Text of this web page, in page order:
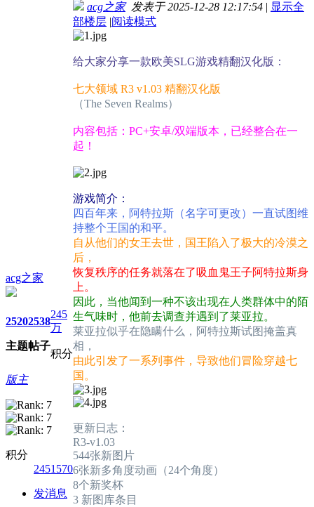
acg之家
2520
主题
2538
帖子
245
万
积分
版主
积分
2451570
发消息
acg之家发表于 2025-12-28 12:17:54 | 显示全
部楼层 |阅读模式
给大家分享一款欧美SLG游戏精翻汉化版：
七大领域 R3 v1.03 精翻汉化版
（The Seven Realms）
内容包括：PC+安卓/双端版本，已经整合在一
起！
游戏简介：
四百年来，阿特拉斯（名字可更改）一直试图维
持整个王国的和平。
自从他们的女王去世，国王陷入了极大的冷漠之
后，
恢复秩序的任务就落在了吸血鬼王子阿特拉斯身
上。
因此，当他闻到一种不该出现在人类群体中的陌
生气味时，他前去调查并遇到了莱亚拉。
莱亚拉似乎在隐瞒什么，阿特拉斯试图掩盖真
相，
由此引发了一系列事件，导致他们冒险穿越七
国。
更新日志：
R3-v1.03
544张新图片
6张新多角度动画（24个角度）
8个新奖杯
3 新图库条目